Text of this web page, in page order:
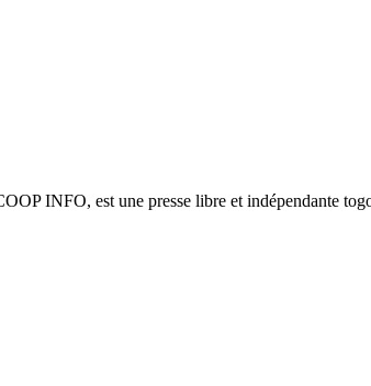
INFO, est une presse libre et indépendante